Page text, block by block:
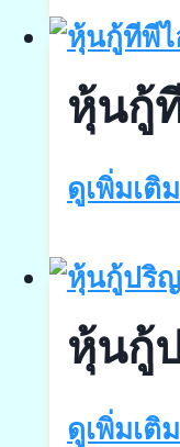
หุ้นกู้
ดูเพิ่มเติ
หุ้นกู้
ดูเพิ่มเติ